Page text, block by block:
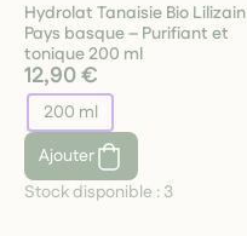
Hydrolat Tanaisie Bio Lilizain
Pays basque – Purifiant et
tonique 200 ml
12,90 €
200 ml
Ajouter
Stock disponible : 3